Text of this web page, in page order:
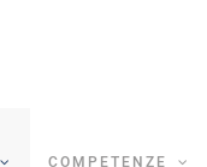
COMPETENZE